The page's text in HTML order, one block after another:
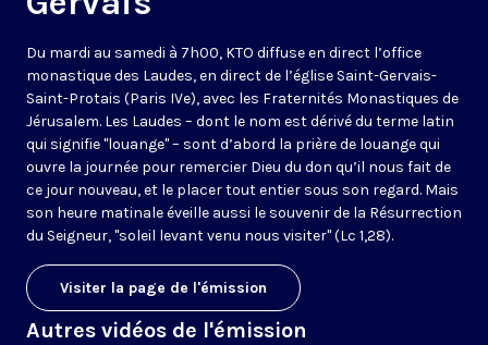
Du mardi au samedi à 7h00, KTO diffuse en direct l’office
monastique des Laudes, en direct de l’église Saint-Gervais-
Saint-Protais (Paris IVe), avec les Fraternités Monastiques de
Jérusalem. Les Laudes – dont le nom est dérivé du terme latin
qui signifie "louange" – sont d’abord la prière de louange qui
ouvre la journée pour remercier Dieu du don qu’il nous fait de
ce jour nouveau, et le placer tout entier sous son regard. Mais
son heure matinale éveille aussi le souvenir de la Résurrection
du Seigneur, "soleil levant venu nous visiter" (Lc 1,28).
Visiter la page de l'émission
Autres vidéos de l'émission